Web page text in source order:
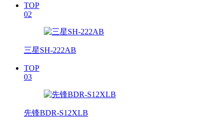
TOP
02
三星SH-222AB
TOP
03
先锋BDR-S12XLB